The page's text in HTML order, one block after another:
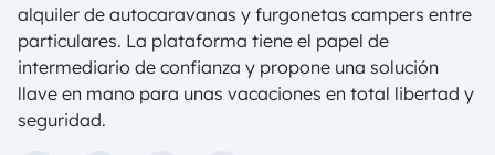
alquiler de autocaravanas y furgonetas campers entre
particulares. La plataforma tiene el papel de
intermediario de confianza y propone una solución
llave en mano para unas vacaciones en total libertad y
seguridad.